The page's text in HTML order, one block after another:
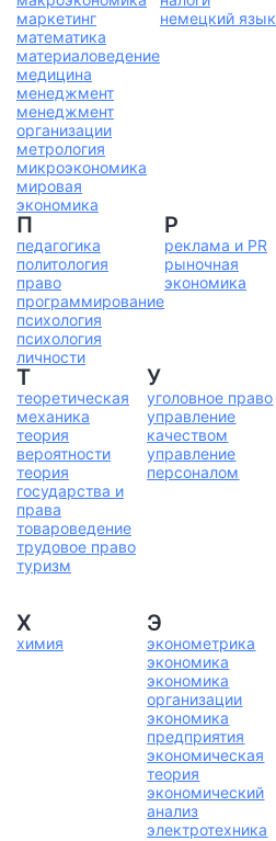
маркетинг
математика
материаловедение
медицина
менеджмент
менеджмент
организации
метрология
микроэкономика
мировая
экономика
немецкий язык
П
педагогика
политология
право
программирование
психология
психология
личности
Р
реклама и PR
рыночная
экономика
Т
теоретическая
механика
теория
вероятности
теория
государства и
права
товароведение
трудовое право
туризм
У
уголовное право
управление
качеством
управление
персоналом
Х
химия
Э
эконометрика
экономика
экономика
организации
экономика
предприятия
экономическая
теория
экономический
анализ
электротехника